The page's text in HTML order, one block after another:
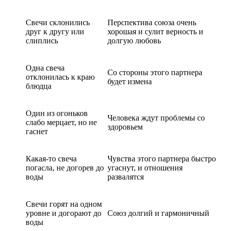
Свечи склонились
друг к другу или
слиплись
Перспектива союза очень
хорошая и сулит верность и
долгую любовь
Одна свеча
отклонилась к краю
блюдца
Со стороны этого партнера
будет измена
Один из огоньков
слабо мерцает, но не
гаснет
Человека ждут проблемы со
здоровьем
Какая-то свеча
погасла, не догорев до
воды
Чувства этого партнера быстро
угаснут, и отношения
развалятся
Свечи горят на одном
уровне и догорают до
воды
Союз долгий и гармоничный